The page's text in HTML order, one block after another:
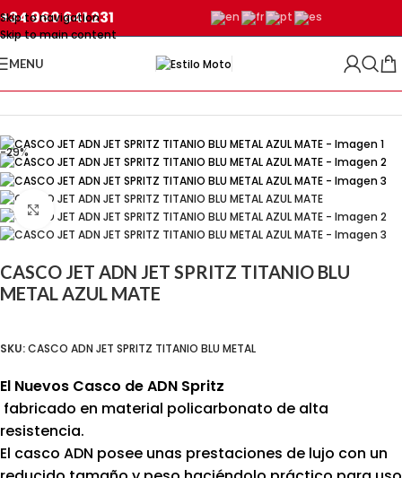
Skip to navigation
Skip to main content
+34 960 641 231
MENU
-29%
CASCO JET ADN JET SPRITZ TITANIO BLU
METAL AZUL MATE
SKU:CASCO ADN JET SPRITZ TITANIO BLU METAL
El Nuevos Casco de ADN Spritz
fabricado en material policarbonato de alta
resistencia.
El casco ADN posee unas prestaciones de lujo con un